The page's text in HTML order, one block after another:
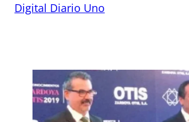
Digital Diario Uno